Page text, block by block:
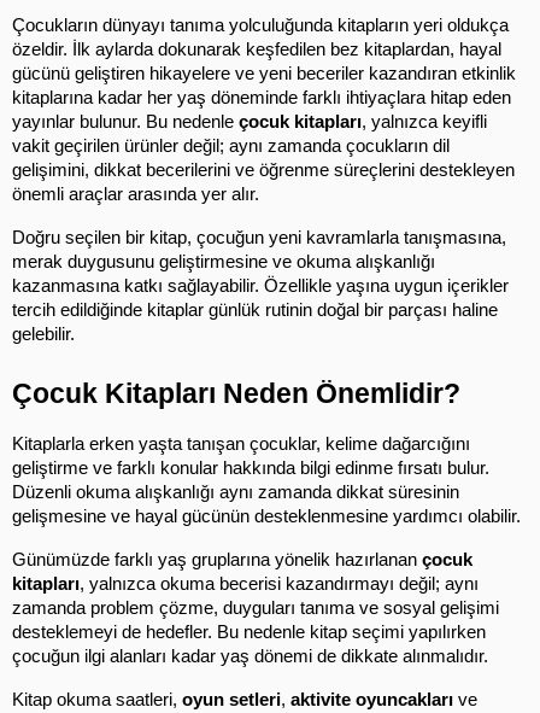
Çocukların dünyayı tanıma yolculuğunda kitapların yeri oldukça
özeldir. İlk aylarda dokunarak keşfedilen bez kitaplardan, hayal
gücünü geliştiren hikayelere ve yeni beceriler kazandıran etkinlik
kitaplarına kadar her yaş döneminde farklı ihtiyaçlara hitap eden
yayınlar bulunur. Bu nedenle çocuk kitapları, yalnızca keyifli
vakit geçirilen ürünler değil; aynı zamanda çocukların dil
gelişimini, dikkat becerilerini ve öğrenme süreçlerini destekleyen
önemli araçlar arasında yer alır.
Doğru seçilen bir kitap, çocuğun yeni kavramlarla tanışmasına,
merak duygusunu geliştirmesine ve okuma alışkanlığı
kazanmasına katkı sağlayabilir. Özellikle yaşına uygun içerikler
tercih edildiğinde kitaplar günlük rutinin doğal bir parçası haline
gelebilir.
Çocuk Kitapları Neden Önemlidir?
Kitaplarla erken yaşta tanışan çocuklar, kelime dağarcığını
geliştirme ve farklı konular hakkında bilgi edinme fırsatı bulur.
Düzenli okuma alışkanlığı aynı zamanda dikkat süresinin
gelişmesine ve hayal gücünün desteklenmesine yardımcı olabilir.
Günümüzde farklı yaş gruplarına yönelik hazırlanan çocuk
kitapları, yalnızca okuma becerisi kazandırmayı değil; aynı
zamanda problem çözme, duyguları tanıma ve sosyal gelişimi
desteklemeyi de hedefler. Bu nedenle kitap seçimi yapılırken
çocuğun ilgi alanları kadar yaş dönemi de dikkate alınmalıdır.
Kitap okuma saatleri, oyun setleri, aktivite oyuncakları